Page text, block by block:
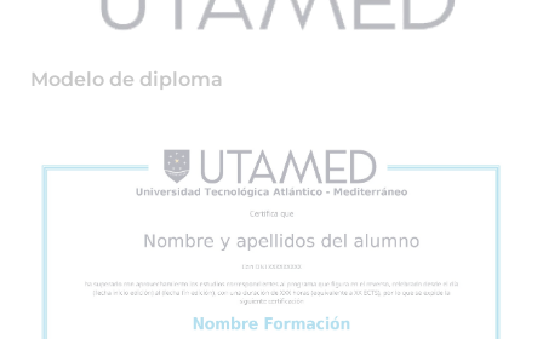
Modelo de diploma